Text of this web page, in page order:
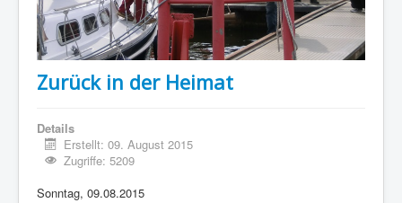
Zurück in der Heimat
Details
Erstellt: 09. August 2015
Zugriffe: 5209
Sonntag, 09.08.2015